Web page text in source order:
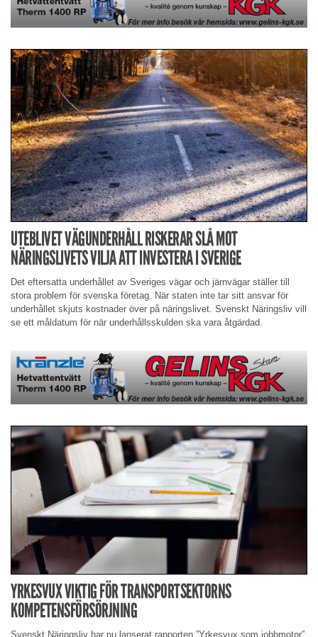
UTEBLIVET VÄGUNDERHÅLL RISKERAR SLÅ MOT
NÄRINGSLIVETS VILJA ATT INVESTERA I SVERIGE
Det eftersatta underhållet av Sveriges vägar och järnvägar ställer till
stora problem för svenska företag. När staten inte tar sitt ansvar för
underhållet skjuts kostnader över på näringslivet. Svenskt Näringsliv vill
se ett måldatum för när underhållsskulden ska vara åtgärdad.
YRKESVUX VIKTIG FÖR TRANSPORTSEKTORNS
KOMPETENSFÖRSÖRJNING
Svenskt Näringsliv har nu lanserat rapporten ”Yrkesvux som jobbmotor”.